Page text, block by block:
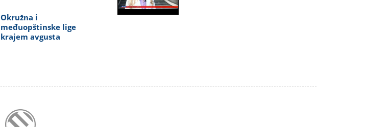
Okružna i
međuopštinske lige
krajem avgusta